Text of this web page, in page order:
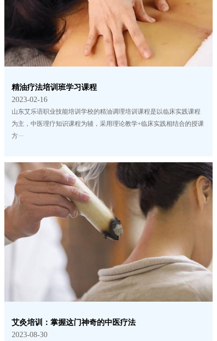
精油疗法培训班学习课程
2023-02-16
山东艾乐语职业技能培训学校的精油调理培训课程是以临床实践课程
为主，中医理疗知识课程为辅，采用理论教学+临床实践相结合的授课
方···
艾灸培训：掌握这门神奇的中医疗法
2023-08-30